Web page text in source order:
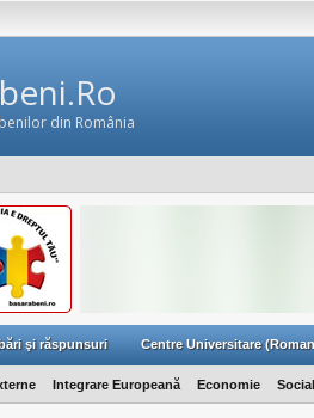
din România
şi răspunsuri Centre Universitare
Integrare Europeană Economie Social